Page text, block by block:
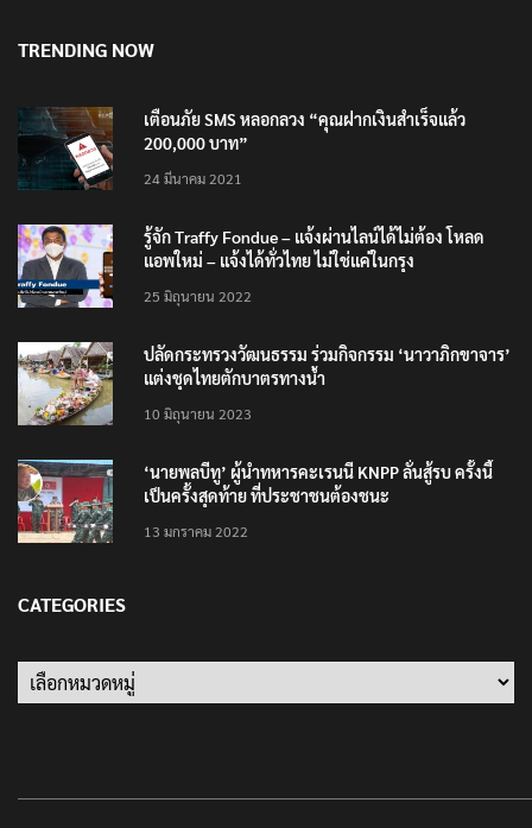
TRENDING NOW
เตือนภัย SMS หลอกลวง “คุณฝากเงินสำเร็จแล้ว
200,000 บาท”
24 มีนาคม 2021
รู้จัก Traffy Fondue – แจ้งผ่านไลน์ได้ไม่ต้อง โหลด
แอพใหม่ – แจ้งได้ทั่วไทย ไม่ใช่แค่ในกรุง
25 มิถุนายน 2022
ปลัดกระทรวงวัฒนธรรม ร่วมกิจกรรม ‘นาวาภิกขาจาร’
แต่งชุดไทยตักบาตรทางน้ำ
10 มิถุนายน 2023
‘นายพลบีทู’ ผู้นำทหารคะเรนนี KNPP ลั่นสู้รบ ครั้งนี้
เป็นครั้งสุดท้าย ที่ประชาชนต้องชนะ
13 มกราคม 2022
CATEGORIES
Categories